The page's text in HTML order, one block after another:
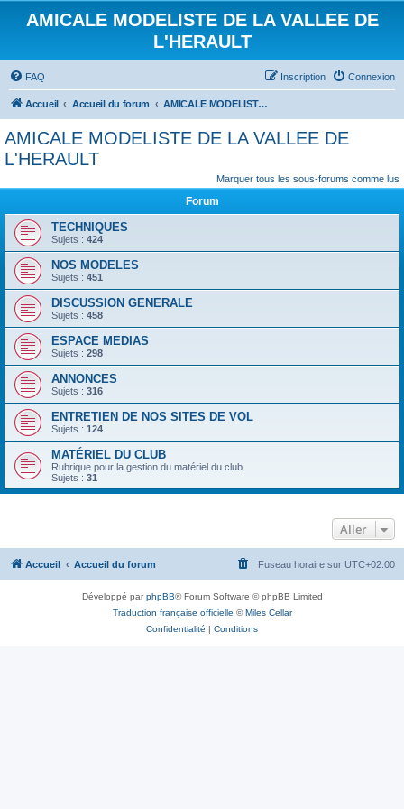
AMICALE MODELISTE DE LA VALLEE DE
L'HERAULT
FAQ Connexion
Inscription
Accueil Accueil du forum AMICALE MODELISTE DE LA VALLEE DE L'HERAULT
AMICALE MODELISTE DE LA VALLEE DE
L'HERAULT
Marquer tous les sous-forums comme lus
Forum
TECHNIQUES
Sujets : 424
NOS MODELES
Sujets : 451
DISCUSSION GENERALE
Sujets : 458
ESPACE MEDIAS
Sujets : 298
ANNONCES
Sujets : 316
ENTRETIEN DE NOS SITES DE VOL
Sujets : 124
MATÉRIEL DU CLUB
Rubrique pour la gestion du matériel du club.
Sujets : 31
Aller
Accueil Accueil du forum Fuseau horaire sur UTC+02:00
Développé parphpBB® Forum Software © phpBB Limited
Traduction française officielle ©Miles Cellar
Confidentialité | Conditions